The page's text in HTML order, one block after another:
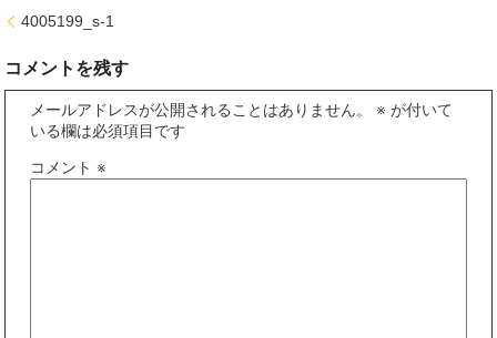
4005199_s-1
コメントを残す
メールアドレスが公開されることはありません。 ※ が付いて
いる欄は必須項目です
コメント ※